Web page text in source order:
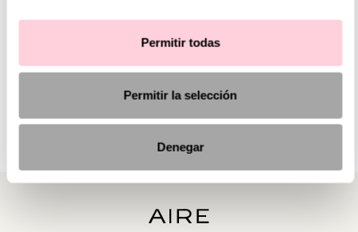
Permitir todas
Permitir la selección
Denegar